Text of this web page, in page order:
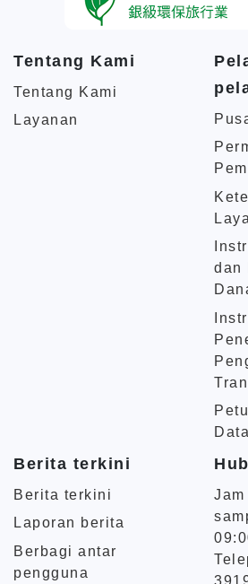
Tentang Kami
Tentang Kami
Layanan
dan
Berita terkini
Berita terkini
Laporan berita
Berbagi antar
pengguna